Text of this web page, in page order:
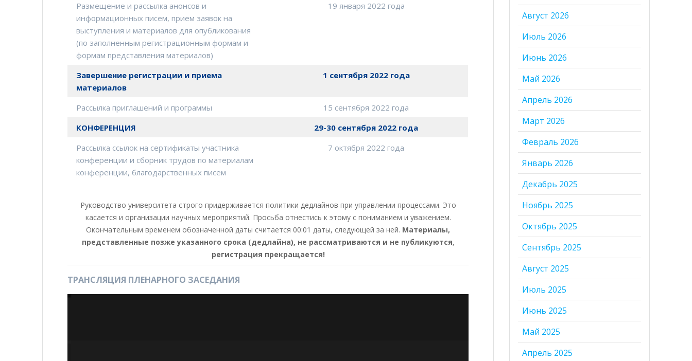
Размещение и рассылка анонсов и
информационных писем, прием заявок на
выступления и материалов для опубликования
(по заполненным регистрационным формам и
формам представления материалов)
19 января 2022 года
Завершение регистрации и приема
материалов
1 сентября 2022 года
Рассылка приглашений и программы
15 сентября 2022 года
КОНФЕРЕНЦИЯ
29-30 сентября 2022 года
Рассылка ссылок на сертификаты участника
конференции и сборник трудов по материалам
конференции, благодарственных писем
7 октября 2022 года
Руководство университета строго придерживается политики дедлайнов при управлении процессами. Это
касается и организации научных мероприятий. Просьба отнестись к этому с пониманием и уважением.
Окончательным временем обозначенной даты считается 00:01 даты, следующей за ней. Материалы,
представленные позже указанного срока (дедлайна), не рассматриваются и не публикуются,
регистрация прекращается!
ТРАНСЛЯЦИЯ ПЛЕНАРНОГО ЗАСЕДАНИЯ
Август 2026
Июль 2026
Июнь 2026
Май 2026
Апрель 2026
Март 2026
Февраль 2026
Январь 2026
Декабрь 2025
Ноябрь 2025
Октябрь 2025
Сентябрь 2025
Август 2025
Июль 2025
Июнь 2025
Май 2025
Апрель 2025